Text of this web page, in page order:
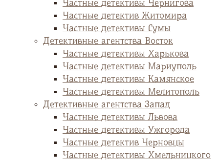
Частные детективы Чернигова
Частные детектив Житомира
Частные детективы Сумы
Детективные агентства Восток
Частные детективы Харькова
Частные детективы Мариуполь
Частные детективы Камянское
Частные детективы Мелитополь
Детективные агентства Запад
Частные детективы Львова
Частные детективы Ужгорода
Частные детектив Черновцы
Частные детективы Хмельницкого